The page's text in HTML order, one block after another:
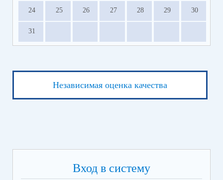
24 25 26 27 28 29 30
31
Независимая оценка качества
Вход в систему